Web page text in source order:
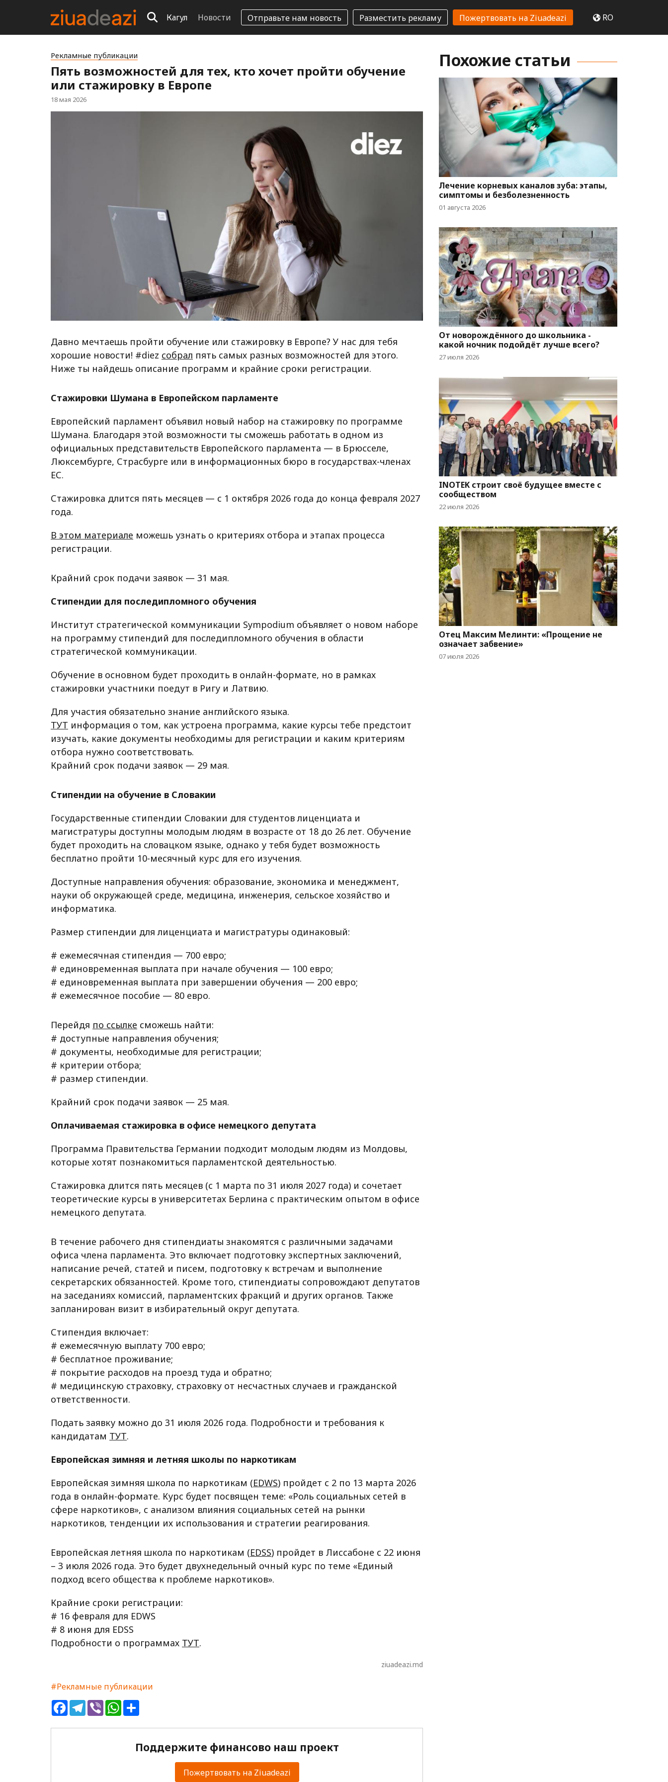
Кагул Новости Отправьте нам новость Разместить рекламу Пожертвовать на Ziuadeazi RO
Рекламные публикации
Пять возможностей для тех, кто хочет пройти обучение
или стажировку в Европе
18 мая 2026
Давно мечтаешь пройти обучение или стажировку в Европе? У нас для тебя
хорошие новости! #diez собрал пять самых разных возможностей для этого.
Ниже ты найдешь описание программ и крайние сроки регистрации.
Стажировки Шумана в Европейском парламенте
Европейский парламент объявил новый набор на стажировку по программе
Шумана. Благодаря этой возможности ты сможешь работать в одном из
официальных представительств Европейского парламента — в Брюсселе,
Люксембурге, Страсбурге или в информационных бюро в государствах-членах
ЕС.
Стажировка длится пять месяцев — с 1 октября 2026 года до конца февраля 2027
года.
В этом материале можешь узнать о критериях отбора и этапах процесса
регистрации.
Крайний срок подачи заявок — 31 мая.
Стипендии для последипломного обучения
Институт стратегической коммуникации Sympodium объявляет о новом наборе
на программу стипендий для последипломного обучения в области
стратегической коммуникации.
Обучение в основном будет проходить в онлайн-формате, но в рамках
стажировки участники поедут в Ригу и Латвию.
Для участия обязательно знание английского языка.
ТУТ информация о том, как устроена программа, какие курсы тебе предстоит
изучать, какие документы необходимы для регистрации и каким критериям
отбора нужно соответствовать.
Крайний срок подачи заявок — 29 мая.
Стипендии на обучение в Словакии
Государственные стипендии Словакии для студентов лиценциата и
магистратуры доступны молодым людям в возрасте от 18 до 26 лет. Обучение
будет проходить на словацком языке, однако у тебя будет возможность
бесплатно пройти 10-месячный курс для его изучения.
Доступные направления обучения: образование, экономика и менеджмент,
науки об окружающей среде, медицина, инженерия, сельское хозяйство и
информатика.
Размер стипендии для лиценциата и магистратуры одинаковый:
# ежемесячная стипендия — 700 евро;
# единовременная выплата при начале обучения — 100 евро;
# единовременная выплата при завершении обучения — 200 евро;
# ежемесячное пособие — 80 евро.
Перейдя по ссылке сможешь найти:
# доступные направления обучения;
# документы, необходимые для регистрации;
# критерии отбора;
# размер стипендии.
Крайний срок подачи заявок — 25 мая.
Оплачиваемая стажировка в офисе немецкого депутата
Программа Правительства Германии подходит молодым людям из Молдовы,
которые хотят познакомиться парламентской деятельностью.
Стажировка длится пять месяцев (с 1 марта по 31 июля 2027 года) и сочетает
теоретические курсы в университетах Берлина с практическим опытом в офисе
немецкого депутата.
В течение рабочего дня стипендиаты знакомятся с различными задачами
офиса члена парламента. Это включает подготовку экспертных заключений,
написание речей, статей и писем, подготовку к встречам и выполнение
секретарских обязанностей. Кроме того, стипендиаты сопровождают депутатов
на заседаниях комиссий, парламентских фракций и других органов. Также
запланирован визит в избирательный округ депутата.
Стипендия включает:
# ежемесячную выплату 700 евро;
# бесплатное проживание;
# покрытие расходов на проезд туда и обратно;
# медицинскую страховку, страховку от несчастных случаев и гражданской
ответственности.
Подать заявку можно до 31 июля 2026 года. Подробности и требования к
кандидатам ТУТ.
Европейская зимняя и летняя школы по наркотикам
Европейская зимняя школа по наркотикам (EDWS) пройдет с 2 по 13 марта 2026
года в онлайн-формате. Курс будет посвящен теме: «Роль социальных сетей в
сфере наркотиков», с анализом влияния социальных сетей на рынки
наркотиков, тенденции их использования и стратегии реагирования.
Европейская летняя школа по наркотикам (EDSS) пройдет в Лиссабоне с 22 июня
– 3 июля 2026 года. Это будет двухнедельный очный курс по теме «Единый
подход всего общества к проблеме наркотиков».
Крайние сроки регистрации:
# 16 февраля для EDWS
# 8 июня для EDSS
Подробности о программах ТУТ.
ziuadeazi.md
#Рекламные публикации
FacebookTelegram
ViberWhatsApp
Поддержите финансово наш проект
Пожертвовать на Ziuadeazi
Похожие статьи
Лечение корневых каналов зуба: этапы,
симптомы и безболезненность
01 августа 2026
От новорождённого до школьника -
какой ночник подойдёт лучше всего?
27 июля 2026
INOTEK строит своё будущее вместе с
сообществом
22 июля 2026
Отец Максим Мелинти: «Прощение не
означает забвение»
07 июля 2026